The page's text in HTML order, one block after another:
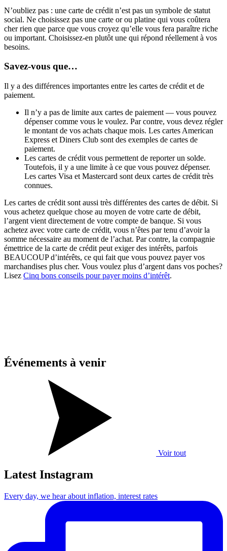
N’oubliez pas : une carte de crédit n’est pas un symbole de statut
social. Ne choisissez pas une carte or ou platine qui vous coûtera
cher rien que parce que vous croyez qu’elle vous fera paraître riche
ou important. Choisissez-en plutôt une qui répond réellement à vos
besoins.
Savez-vous que…
Il y a des différences importantes entre les cartes de crédit et de
paiement.
Il n’y a pas de limite aux cartes de paiement — vous pouvez
dépenser comme vous le voulez. Par contre, vous devez régler
le montant de vos achats chaque mois. Les cartes American
Express et Diners Club sont des exemples de cartes de
paiement.
Les cartes de crédit vous permettent de reporter un solde.
Toutefois, il y a une limite à ce que vous pouvez dépenser.
Les cartes Visa et Mastercard sont deux cartes de crédit très
connues.
Les cartes de crédit sont aussi très différentes des cartes de débit. Si
vous achetez quelque chose au moyen de votre carte de débit,
l’argent vient directement de votre compte de banque. Si vous
achetez avec votre carte de crédit, vous n’êtes par tenu d’avoir la
somme nécessaire au moment de l’achat. Par contre, la compagnie
émettrice de la carte de crédit peut exiger des intérêts, parfois
BEAUCOUP d’intérêts, ce qui fait que vous pouvez payer vos
marchandises plus cher. Vous voulez plus d’argent dans vos poches?
Lisez Cinq bons conseils pour payer moins d’intérêt.
Événements à venir
Voir tout
Latest Instagram
Every day, we hear about inflation, interest rates